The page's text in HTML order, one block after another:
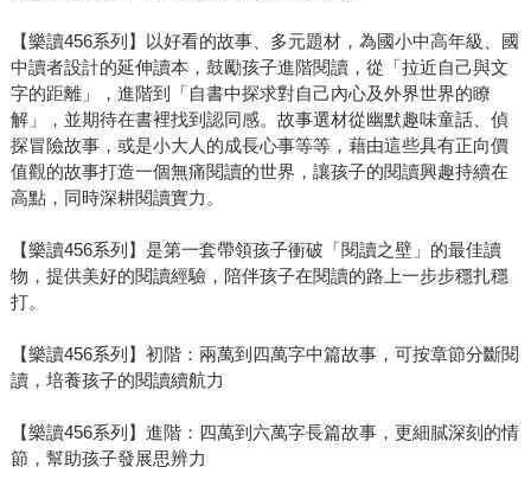
【樂讀456系列】以好看的故事、多元題材，為國小中高年級、國
中讀者設計的延伸讀本，鼓勵孩子進階閱讀，從「拉近自己與文
字的距離」，進階到「自書中探求對自己內心及外界世界的瞭
解」，並期待在書裡找到認同感。故事選材從幽默趣味童話、偵
探冒險故事，或是小大人的成長心事等等，藉由這些具有正向價
值觀的故事打造一個無痛閱讀的世界，讓孩子的閱讀興趣持續在
高點，同時深耕閱讀實力。
【樂讀456系列】是第一套帶領孩子衝破「閱讀之壁」的最佳讀
物，提供美好的閱讀經驗，陪伴孩子在閱讀的路上一步步穩扎穩
打。
【樂讀456系列】初階：兩萬到四萬字中篇故事，可按章節分斷閱
讀，培養孩子的閱讀續航力
【樂讀456系列】進階：四萬到六萬字長篇故事，更細膩深刻的情
節，幫助孩子發展思辨力